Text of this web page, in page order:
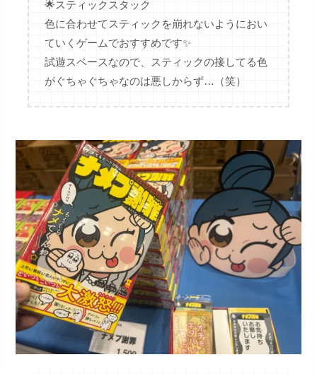
🌟スティックスタック
色に合わせてスティックを崩れないようにおい
ていくゲームでおすすめです✨
試遊スペースなので、スティックの接してる色
がぐちゃぐちゃなのは悪しからず…（笑）